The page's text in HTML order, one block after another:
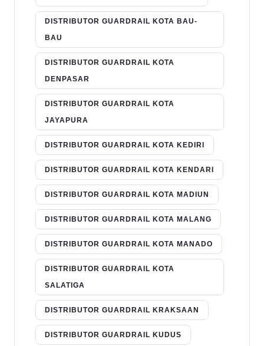
DISTRIBUTOR GUARDRAIL KOTA BAU-
BAU
DISTRIBUTOR GUARDRAIL KOTA
DENPASAR
DISTRIBUTOR GUARDRAIL KOTA
JAYAPURA
DISTRIBUTOR GUARDRAIL KOTA KEDIRI
DISTRIBUTOR GUARDRAIL KOTA KENDARI
DISTRIBUTOR GUARDRAIL KOTA MADIUN
DISTRIBUTOR GUARDRAIL KOTA MALANG
DISTRIBUTOR GUARDRAIL KOTA MANADO
DISTRIBUTOR GUARDRAIL KOTA
SALATIGA
DISTRIBUTOR GUARDRAIL KRAKSAAN
DISTRIBUTOR GUARDRAIL KUDUS